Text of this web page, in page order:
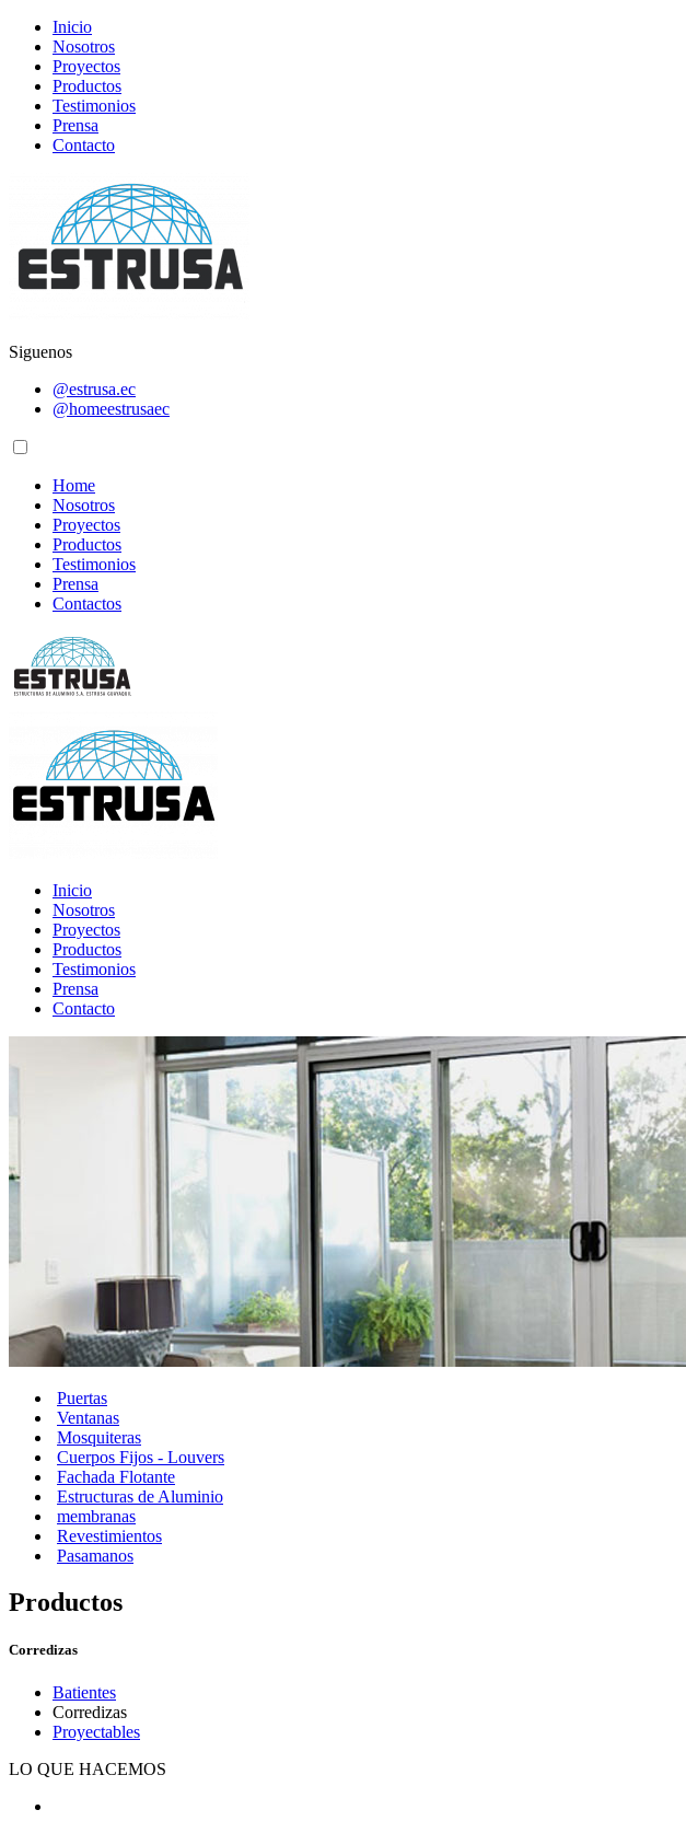
Inicio
Nosotros
Proyectos
Productos
Testimonios
Prensa
Contacto
Siguenos
@estrusa.ec
@homeestrusaec
Home
Nosotros
Proyectos
Productos
Testimonios
Prensa
Contactos
Inicio
Nosotros
Proyectos
Productos
Testimonios
Prensa
Contacto
Puertas
Ventanas
Mosquiteras
Cuerpos Fijos - Louvers
Fachada Flotante
Estructuras de Aluminio
membranas
Revestimientos
Pasamanos
Productos
Corredizas
Batientes
Corredizas
Proyectables
LO QUE HACEMOS